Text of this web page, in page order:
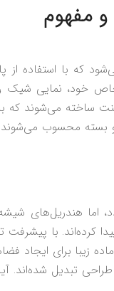
مفهوم
که با استفاده از
خود، نمایی شیک
ساخته می‌شوند که
و بسته محسوب
اما هندریل‌های
کرده‌اند. با پیشرفت
زیبا برای ایجاد
طراحی تبدیل